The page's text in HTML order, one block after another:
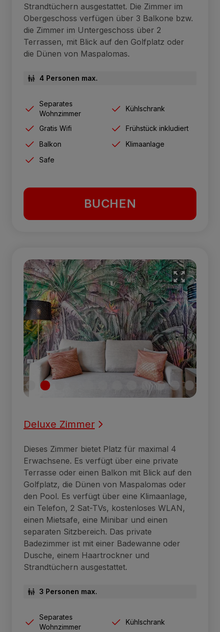
Strandtüchern ausgestattet. Die Zimmer im
Obergeschoss verfügen über 3 Balkone bzw.
die Zimmer im Untergeschoss über 2
Terrassen, mit Blick auf den Golfplatz oder
die Dünen von Maspalomas.
4 Personen max.
Separates
Wohnzimmer
Kühlschrank
Gratis Wifi
Frühstück inkludiert
Balkon
Klimaanlage
Safe
BUCHEN
Deluxe Zimmer
Dieses Zimmer bietet Platz für maximal 4
Erwachsene. Es verfügt über eine private
Terrasse oder einen Balkon mit Blick auf den
Golfplatz, die Dünen von Maspalomas oder
den Pool. Es verfügt über eine Klimaanlage,
ein Telefon, 2 Sat-TVs, kostenloses WLAN,
einen Mietsafe, eine Minibar und einen
separaten Sitzbereich. Das private
Badezimmer ist mit einer Badewanne oder
Dusche, einem Haartrockner und
Strandtüchern ausgestattet.
3 Personen max.
Separates
Wohnzimmer
Kühlschrank